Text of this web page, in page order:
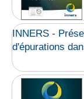
INNERS -
d'épurations